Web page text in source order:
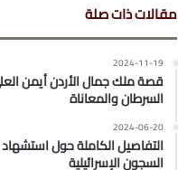
مقالات ذات صلة
2024-11-19
قصة ملك جمال الأردن أيمن
السرطان والمعاناة
2024-06-20
التفاصيل الكاملة حول استشهاد
السجون الإسرائيلية